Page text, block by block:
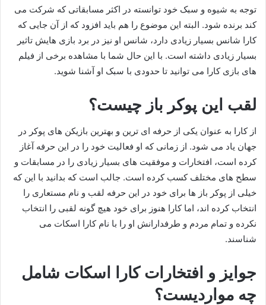
توجه به شیوه و سبک خود توانسته در اکثر مسابقاتی که شرکت می
کند برنده شود. البته این موضوع را هم باید افزود که از آن جایی که
کارا شانس بسیار زیادی دارد، شانس او نیز در برد بازی‌ هایش تاثیر
بسیار زیادی داشته است. با این حال شما با مشاهده برخی از فیلم
های بازی کارا می توانید تا حدودی با سبک او آشنا شوید.
لقب این پوکر باز چیست؟
از کارا به عنوان یکی از حرفه ای ترین و بهترین بازیکن های پوکر در
جهان یاد می شود. از زمانی که او فعالیت خود را در این حرفه آغاز
کرده است، افتخارات و موفقیت‌ های بسیار زیادی را در مسابقات و
سطح های مختلف کسب کرده است. جالب است که بدانید با این که
خیلی از پوکر باز ها برای خود در این حرفه لقب و نام مستعاری را
انتخاب کرده اند، اما کارا هنوز برای خود هیچ گونه لقبی را انتخاب
نکرده و تمام مردم و طرفدارانش او را با نام کارا اسکات می‌
شناسند.
جوایز و افتخارات کارا اسکات شامل
چه مواردیست؟